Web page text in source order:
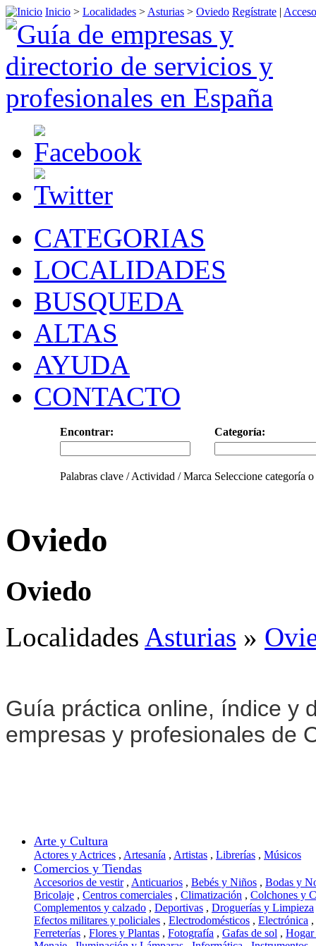
Inicio > Localidades > Asturias > Oviedo Regístrate |
CATEGORIAS
LOCALIDADES
BUSQUEDA
ALTAS
AYUDA
CONTACTO
Encontrar: Categoría:
Palabras clave / Actividad / Marca Seleccione categoría
Oviedo
Oviedo
Localidades Asturias »
Guía práctica online, índice y
empresas y profesionales de
Arte y Cultura
Actores y Actrices , Artesanía , Artistas , Librerías , Músicos
Comercios y Tiendas
Accesorios de vestir, Anticuarios , Bebés y Niños , Bodas y
Bricolaje , Centros comerciales , Climatización , Colchones y
Complementos y calzado , Deportivas , Droguerías y Limpieza
Efectos militares y policiales , Electrodomésticos , Electrónica ,
Ferreterías , Flores y Plantas , Fotografía , Gafas de sol ,